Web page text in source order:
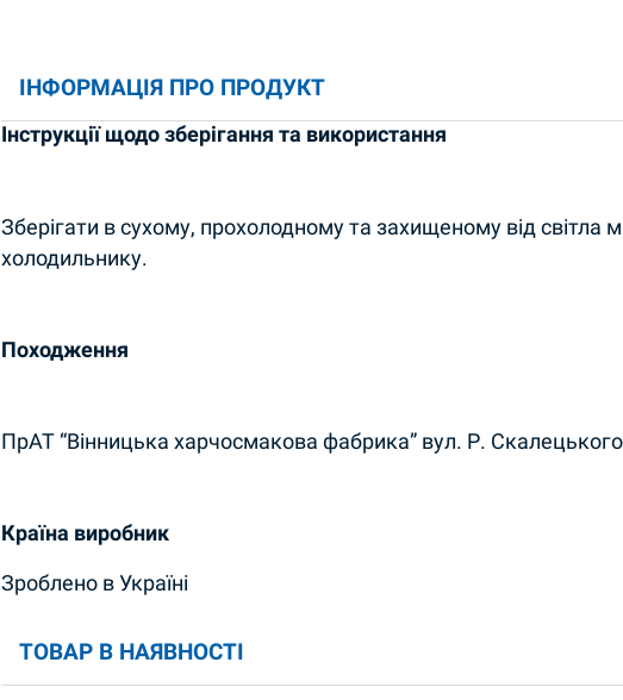
ІНФОРМАЦІЯ ПРО ПРОДУКТ
Інструкції щодо зберігання та використання
Зберігати в сухому, прохолодному та захищеному від світла
холодильнику.
Походження
ПрАТ “Вінницька харчосмакова фабрика” вул. Р.
Країна виробник
Зроблено в Україні
ТОВАР В НАЯВНОСТІ